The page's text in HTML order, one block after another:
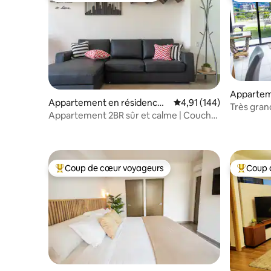
Appartement en résidence ⋅
San Salvador
Évaluation moyenne
4,91 (144)
Appartement 2BR sûr et calme | Coucher
San
Très
Coups de cœur voyageurs les plus appréciés
Coup de cœur voyageurs Coups
Coup